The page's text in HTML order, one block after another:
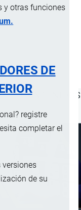
y otras funciones
DE
registre
completar el
versiones
de su
DE CONTENIDOS